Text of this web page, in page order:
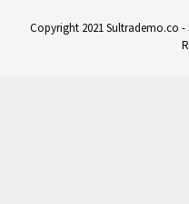
Copyright 2021 Sultrademo.co